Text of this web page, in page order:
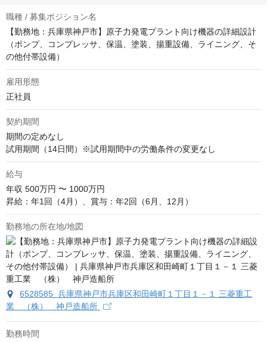
職種 / 募集ポジション名
【勤務地：兵庫県神戸市】原子力発電プラント向け機器の詳細設計
（ポンプ、コンプレッサ、保温、塗装、揚重設備、ライニング、そ
の他付帯設備）
雇用形態
正社員
契約期間
期間の定めなし
試用期間（14日間）※試用期間中の労働条件の変更なし
給与
年収 500万円 〜 1000万円
昇給：年1回（4月）、賞与：年2回（6月、12月）
勤務地の所在地/地図
6528585 兵庫県神戸市兵庫区和田崎町１丁目１－１ 三菱重工
業 （株） 神戸造船所
勤務時間